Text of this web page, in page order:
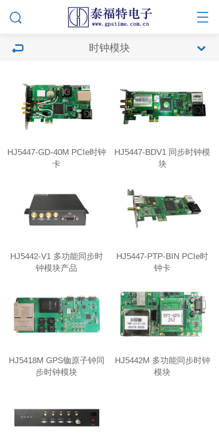
时钟模块
HJ5447-GD-40M PCIe时钟
卡
HJ5447-BDV1 同步时钟模
块
HJ5442-V1 多功能同步时
钟模块产品
HJ5447-PTP-BIN PCIe时
钟卡
HJ5418M GPS铷原子钟同
步时钟模块
HJ5442M 多功能同步时钟
模块